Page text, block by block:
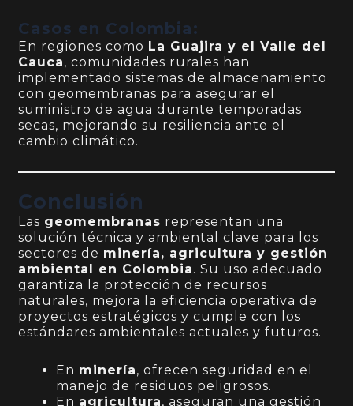
Casos en Colombia:
En regiones como La Guajira y el Valle del
Cauca, comunidades rurales han
implementado sistemas de almacenamiento
con geomembranas para asegurar el
suministro de agua durante temporadas
secas, mejorando su resiliencia ante el
cambio climático.
Conclusión
Las geomembranas representan una
solución técnica y ambiental clave para los
sectores de minería, agricultura y gestión
ambiental en Colombia. Su uso adecuado
garantiza la protección de recursos
naturales, mejora la eficiencia operativa de
proyectos estratégicos y cumple con los
estándares ambientales actuales y futuros.
En minería, ofrecen seguridad en el
manejo de residuos peligrosos.
En agricultura, aseguran una gestión